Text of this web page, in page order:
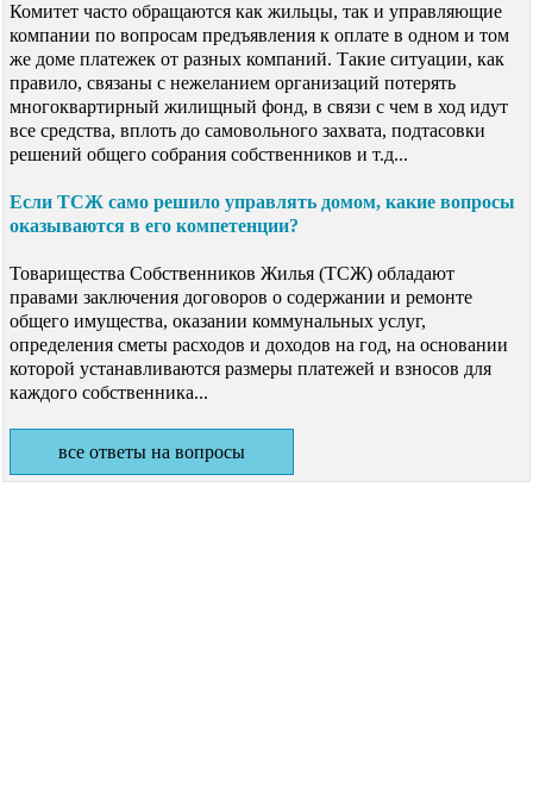
Комитет часто обращаются как жильцы, так и управляющие
компании по вопросам предъявления к оплате в одном и том
же доме платежек от разных компаний. Такие ситуации, как
правило, связаны с нежеланием организаций потерять
многоквартирный жилищный фонд, в связи с чем в ход идут
все средства, вплоть до самовольного захвата, подтасовки
решений общего собрания собственников и т.д...
Если ТСЖ само решило управлять домом, какие вопросы
оказываются в его компетенции?
Товарищества Собственников Жилья (ТСЖ) обладают
правами заключения договоров о содержании и ремонте
общего имущества, оказании коммунальных услуг,
определения сметы расходов и доходов на год, на основании
которой устанавливаются размеры платежей и взносов для
каждого собственника...
все ответы на вопросы